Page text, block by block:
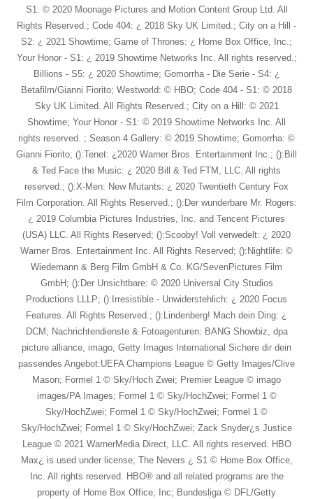
S1: © 2020 Moonage Pictures and Motion Content Group Ltd. All
Rights Reserved.; Code 404: ¿ 2018 Sky UK Limited.; City on a Hill -
S2: ¿ 2021 Showtime; Game of Thrones: ¿ Home Box Office, Inc.;
Your Honor - S1: ¿ 2019 Showtime Networks Inc. All rights reserved.;
Billions - S5: ¿ 2020 Showtime; Gomorrha - Die Serie - S4: ¿
Betafilm/Gianni Fiorito; Westworld: © HBO; Code 404 - S1: © 2018
Sky UK Limited. All Rights Reserved.; City on a Hill: © 2021
Showtime; Your Honor - S1: © 2019 Showtime Networks Inc. All
rights reserved. ; Season 4 Gallery: © 2019 Showtime; Gomorrha: ©
Gianni Fiorito; ():Tenet: ¿2020 Warner Bros. Entertainment Inc.; ():Bill
& Ted Face the Music: ¿ 2020 Bill & Ted FTM, LLC. All rights
reserved.; ():X-Men: New Mutants: ¿ 2020 Twentieth Century Fox
Film Corporation. All Rights Reserved.; ():Der wunderbare Mr. Rogers:
¿ 2019 Columbia Pictures Industries, Inc. and Tencent Pictures
(USA) LLC. All Rights Reserved; ():Scooby! Voll verwedelt: ¿ 2020
Warner Bros. Entertainment Inc. All Rights Reserved; ():Nightlife: ©
Wiedemann & Berg Film GmbH & Co. KG/SevenPictures Film
GmbH; ():Der Unsichtbare: © 2020 Universal City Studios
Productions LLLP; ():Irresistible - Unwiderstehlich: ¿ 2020 Focus
Features. All Rights Reserved.; ():Lindenberg! Mach dein Ding: ¿
DCM; Nachrichtendienste & Fotoagenturen: BANG Showbiz, dpa
picture alliance, imago, Getty Images International Sichere dir dein
passendes Angebot:UEFA Champions League © Getty Images/Clive
Mason; Formel 1 © Sky/Hoch Zwei; Premier League © imago
images/PA Images; Formel 1 © Sky/HochZwei; Formel 1 ©
Sky/HochZwei; Formel 1 © Sky/HochZwei; Formel 1 ©
Sky/HochZwei; Formel 1 © Sky/HochZwei; Zack Snyder¿s Justice
League © 2021 WarnerMedia Direct, LLC. All rights reserved. HBO
Max¿ is used under license; The Nevers ¿ S1 © Home Box Office,
Inc. All rights reserved. HBO® and all related programs are the
property of Home Box Office, Inc; Bundesliga © DFL/Getty